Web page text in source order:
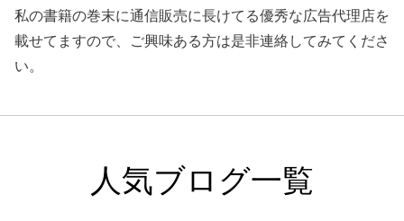
私の書籍の巻末に通信販売に長けてる優秀な広告代理店を
載せてますので、ご興味ある方は是非連絡してみてくださ
い。
人気ブログ一覧